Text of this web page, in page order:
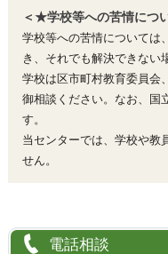
＜★学校等への苦情につ
学校等への苦情については
き、それでも解決できない
学校は区市町村教育委員会
御相談ください。なお、国
す。
当センターでは、学校や教
せん。
電話相談